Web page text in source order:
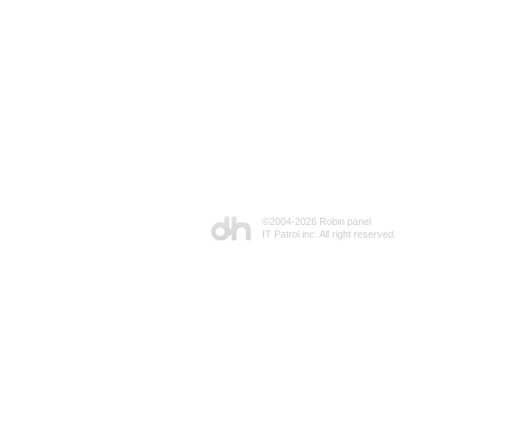
©2004-2026 Robin panel
IT Patrol inc. All right reserved.